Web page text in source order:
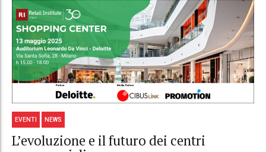
EVENTI NEWS
L’evoluzione e il futuro dei centri